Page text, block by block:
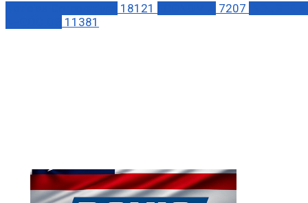
18121 7207
11381